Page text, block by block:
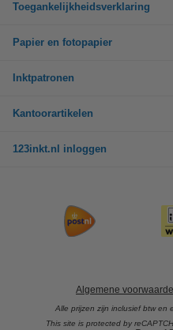
Toegankelijkheidsverklaring
Papier en fotopapier
Inktpatronen
Kantoorartikelen
123inkt.nl inloggen
Algemene
Alle prijzen zijn inclusief btw en
This site is protected by